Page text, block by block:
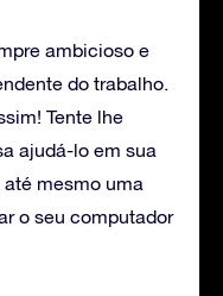
ambicioso e
do trabalho.
Tente lhe
ajudá-lo em sua
mesmo uma
o seu computador